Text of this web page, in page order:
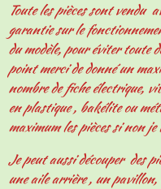
Toute les pièces sont vendu
garantie sur le
du modèle, pour éviter toute
point merci de donné un
nombre de fiche électrique,
en plastique , bakélite ou
maximum les pièces si non je
Je peut aussi découper des
une aile arrière , un pavillon,